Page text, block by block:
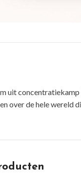
uit concentratiekamp
over de hele wereld